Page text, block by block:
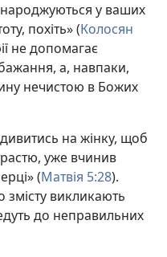
народжуються у ваших
похіть» (Колосян
не допомагає
а, навпаки,
нечистою в Божих
на жінку, щоб
уже вчинив
(Матвія 5:28).
викликають
до неправильних